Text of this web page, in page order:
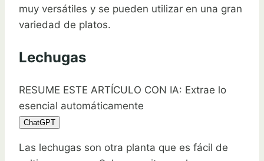
muy versátiles y se pueden utilizar en una gran
variedad de platos.
Lechugas
RESUME ESTE ARTÍCULO CON IA: Extrae lo
esencial automáticamente
ChatGPT
Las lechugas son otra planta que es fácil de